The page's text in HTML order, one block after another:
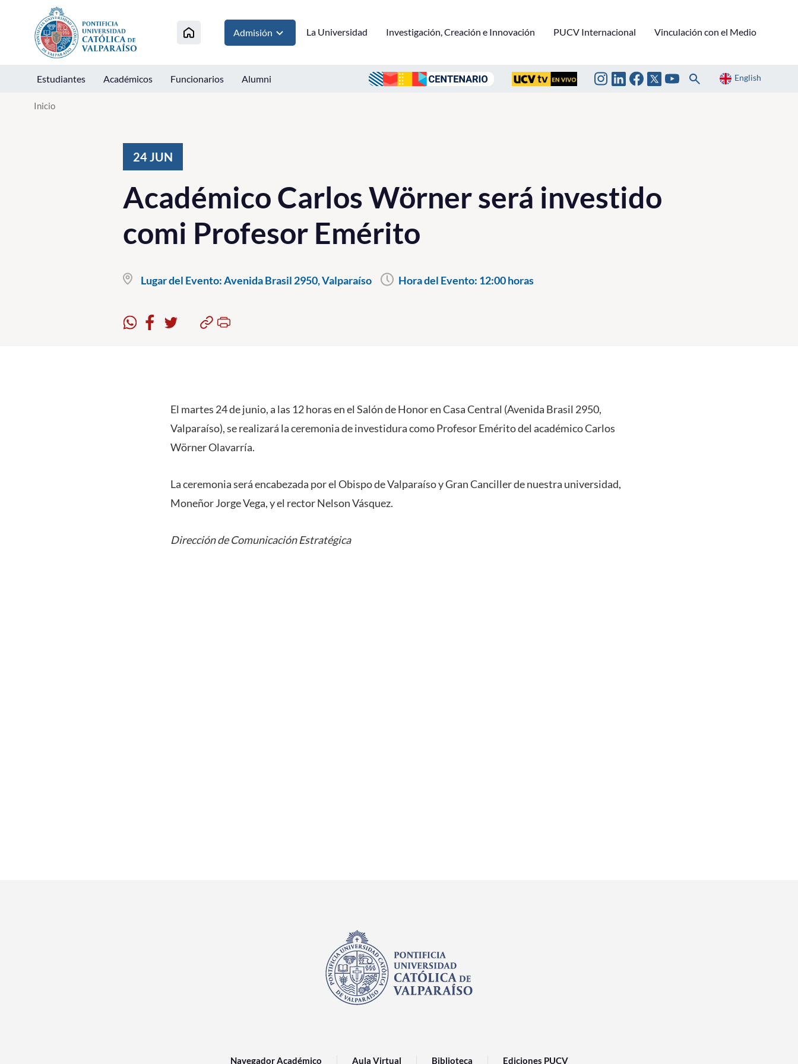
Click acá para ir directamente al contenido
Admisión La Universidad Investigación, Creación e Innovación PUCV Internacional Vinculación con el Medio
Estudiantes Académicos Funcionarios Alumni English
Inicio
24JUN
Académico Carlos Wörner será investido
comi Profesor Emérito
Lugar del Evento:Avenida Brasil 2950, Valparaíso Hora del Evento: 12:00 horas
El martes 24 de junio, a las 12 horas en el Salón de Honor en Casa Central (Avenida Brasil 2950,
Valparaíso), se realizará la ceremonia de investidura como Profesor Emérito del académico Carlos
Wörner Olavarría.
La ceremonia será encabezada por el Obispo de Valparaíso y Gran Canciller de nuestra universidad,
Moneñor Jorge Vega, y el rector Nelson Vásquez.
Dirección de Comunicación Estratégica
Navegador Académico Aula Virtual Biblioteca Ediciones PUCV